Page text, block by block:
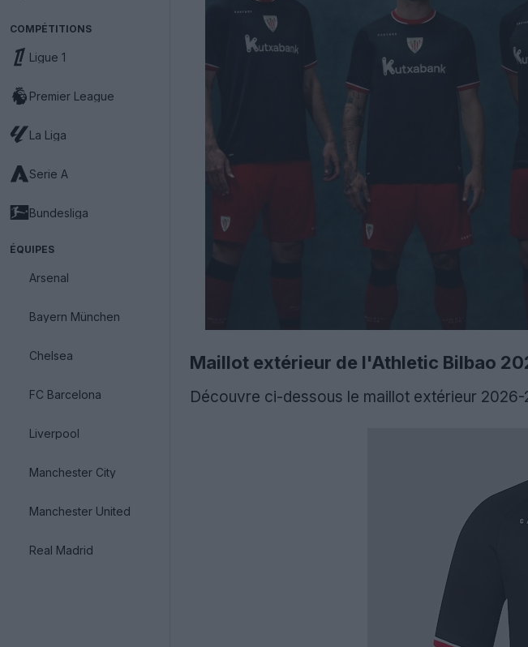
COMPÉTITIONS
Ligue 1
Premier League
La Liga
Serie A
Bundesliga
ÉQUIPES
Arsenal
Bayern München
Chelsea
FC Barcelona
Liverpool
Manchester City
Manchester United
Real Madrid
Maillot extérieur de l'Athletic Bilbao
Découvre ci-dessous le maillot extérieur